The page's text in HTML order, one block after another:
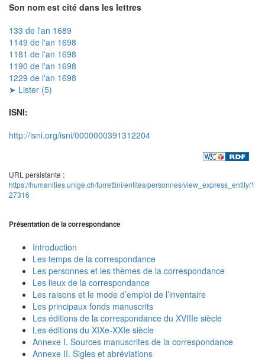
Son nom est cité dans les lettres
133 de l'an 1689
1149 de l'an 1698
1181 de l'an 1698
1190 de l'an 1698
1229 de l'an 1698
➤ Lister (5)
ISNI:
http://isni.org/isni/0000000391312204
URL persistante :
https://humanities.unige.ch/turrettini/entites/personnes/view_express_entity/1
27316
Présentation de la correspondance
Introduction
Les temps de la correspondance
Les personnes et les thèmes de la correspondance
Les lieux de la correspondance
Les raisons et le mode d’emploi de l’inventaire
Les principaux fonds manuscrits
Les éditions de la correspondance du XVIIIe siècle
Les éditions du XIXe-XXIe siècle
Annexe I. Sources manuscrites de la correspondance
Annexe II. Sigles et abréviations